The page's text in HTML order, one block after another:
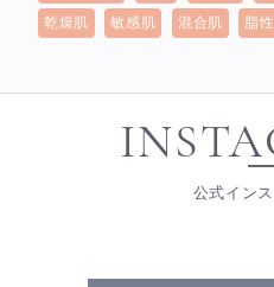
乾燥肌 敏感肌 混合肌 脂
公式イン